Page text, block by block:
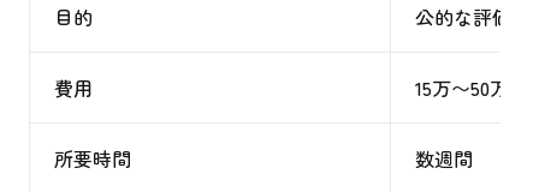
目的 公的な評価、
費用 15万〜50万円
所要時間 数週間